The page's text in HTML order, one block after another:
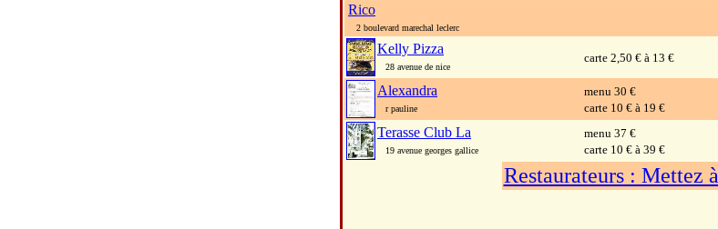
Rico
2 boulevard marechal leclerc
Kelly Pizza
28 avenue de nice
carte 2,50 € à 13 €
Alexandra
r pauline
menu 30 €
carte 10 € à 19 €
Terasse Club La
19 avenue georges gallice
menu 37 €
carte 10 € à 39 €
Restaurateurs : Mettez